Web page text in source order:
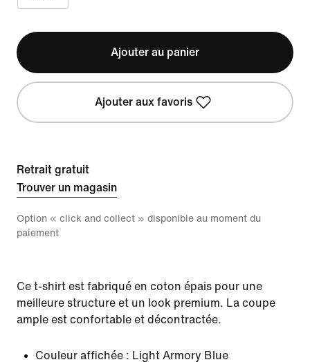
Ajouter au panier
Ajouter aux favoris
Retrait gratuit
Trouver un magasin
Option « click and collect » disponible au moment du
paiement
Ce t-shirt est fabriqué en coton épais pour une
meilleure structure et un look premium. La coupe
ample est confortable et décontractée.
Couleur affichée : Light Armory Blue